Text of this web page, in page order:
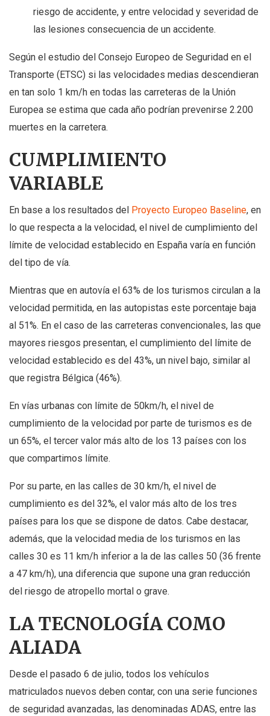
riesgo de accidente, y entre velocidad y severidad de
las lesiones consecuencia de un accidente.
Según el estudio del Consejo Europeo de Seguridad en el
Transporte (ETSC) si las velocidades medias descendieran
en tan solo 1 km/h en todas las carreteras de la Unión
Europea se estima que cada año podrían prevenirse 2.200
muertes en la carretera.
CUMPLIMIENTO
VARIABLE
En base a los resultados del Proyecto Europeo Baseline, en
lo que respecta a la velocidad, el nivel de cumplimiento del
límite de velocidad establecido en España varía en función
del tipo de vía.
Mientras que en autovía el 63% de los turismos circulan a la
velocidad permitida, en las autopistas este porcentaje baja
al 51%. En el caso de las carreteras convencionales, las que
mayores riesgos presentan, el cumplimiento del límite de
velocidad establecido es del 43%, un nivel bajo, similar al
que registra Bélgica (46%).
En vías urbanas con límite de 50km/h, el nivel de
cumplimiento de la velocidad por parte de turismos es de
un 65%, el tercer valor más alto de los 13 países con los
que compartimos límite.
Por su parte, en las calles de 30 km/h, el nivel de
cumplimiento es del 32%, el valor más alto de los tres
países para los que se dispone de datos. Cabe destacar,
además, que la velocidad media de los turismos en las
calles 30 es 11 km/h inferior a la de las calles 50 (36 frente
a 47 km/h), una diferencia que supone una gran reducción
del riesgo de atropello mortal o grave.
LA TECNOLOGÍA COMO
ALIADA
Desde el pasado 6 de julio, todos los vehículos
matriculados nuevos deben contar, con una serie funciones
de seguridad avanzadas, las denominadas ADAS, entre las